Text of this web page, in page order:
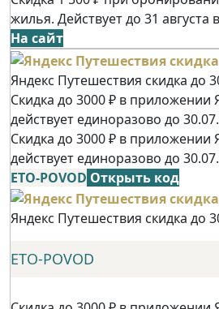
жилья. Действует до 31 августа
На сайт
Яндекс Путешествия скидка до
Скидка до 3000 ₽ в приложении
действует единоразово до
Скидка до 3000 ₽ в приложении
действует единоразово до
ETO-POVOD Открыть код
Яндекс Путешествия скидка до
ETO-POVOD